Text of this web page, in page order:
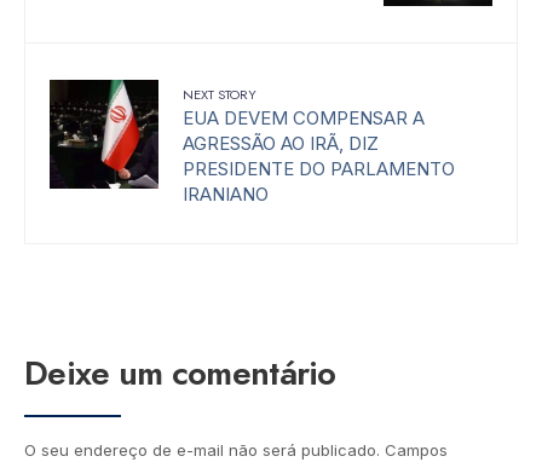
NEXT STORY
EUA DEVEM COMPENSAR A
AGRESSÃO AO IRÃ, DIZ
PRESIDENTE DO PARLAMENTO
IRANIANO
Deixe um comentário
O seu endereço de e-mail não será publicado. Campos